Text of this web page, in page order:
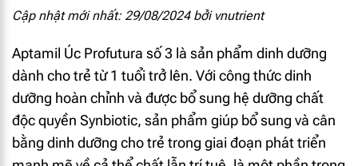
Cập nhật mới nhất: 29/08/2024 bởi vnutrient
Aptamil Úc Profutura số 3 là sản phẩm dinh dưỡng
dành cho trẻ từ 1 tuổi trở lên. Với công thức dinh
dưỡng hoàn chỉnh và được bổ sung hệ dưỡng chất
độc quyền Synbiotic, sản phẩm giúp bổ sung và cân
bằng dinh dưỡng cho trẻ trong giai đoạn phát triển